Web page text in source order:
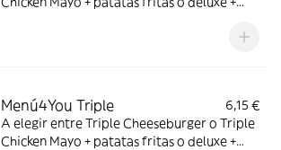
Menú4You Triple
6,15 €
A elegir entre Triple Cheeseburger o Triple
Chicken Mayo + patatas fritas o deluxe +